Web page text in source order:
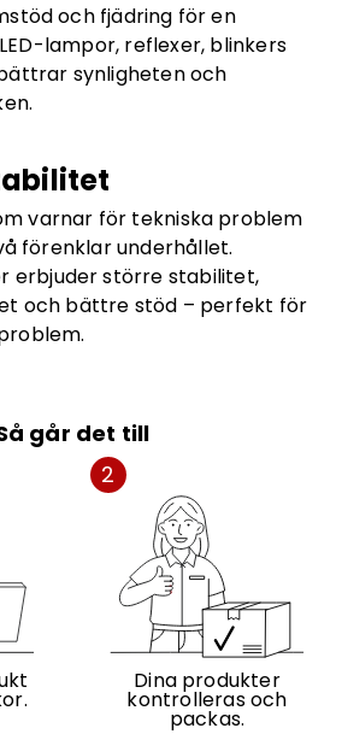
och fjädring för en
lampor, reflexer, blinkers
synligheten och
varnar för tekniska problem
förenklar underhållet.
erbjuder större stabilitet,
och bättre stöd – perfekt för
går det till
2
Dina produkter
kontrolleras och
packas.